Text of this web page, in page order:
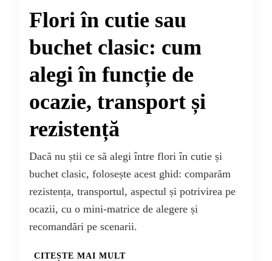
Flori în cutie sau
buchet clasic: cum
alegi în funcție de
ocazie, transport și
rezistență
Dacă nu știi ce să alegi între flori în cutie și
buchet clasic, folosește acest ghid: comparăm
rezistența, transportul, aspectul și potrivirea pe
ocazii, cu o mini-matrice de alegere și
recomandări pe scenarii.
CITEȘTE MAI MULT